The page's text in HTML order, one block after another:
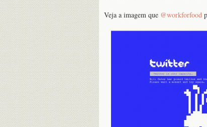
Veja a imagem que @workforfood